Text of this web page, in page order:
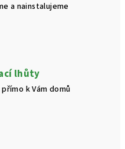
a nainstalujeme
lhůty
k Vám domů